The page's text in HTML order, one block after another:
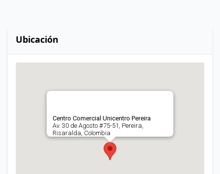
Ubicación
Centro Comercial Unicentro Pereira
Av. 30 de Agosto #75-51, Pereira,
Risaralda, Colombia